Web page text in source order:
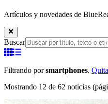
Artículos y novedades de
Buscar
Filtrando porsmartphones.
Mostrando 12 de 62 noticias